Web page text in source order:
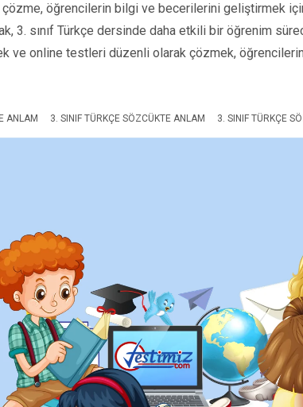
öğrencilerin bilgi ve becerilerini geliştirmek
3. sınıf Türkçe dersinde daha etkili bir öğrenim
ve online testleri düzenli olarak çözmek, öğrencilerin
ANLAM 3. SINIF TÜRKÇE SÖZCÜKTE ANLAM 3. SINIF TÜRKÇE